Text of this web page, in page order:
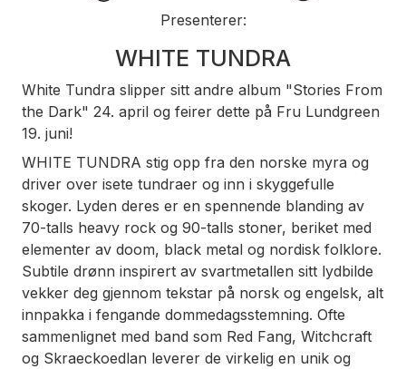
Presenterer:
WHITE TUNDRA
White Tundra slipper sitt andre album "Stories From
the Dark" 24. april og feirer dette på Fru Lundgreen
19. juni!
WHITE TUNDRA stig opp fra den norske myra og
driver over isete tundraer og inn i skyggefulle
skoger. Lyden deres er en spennende blanding av
70-talls heavy rock og 90-talls stoner, beriket med
elementer av doom, black metal og nordisk folklore.
Subtile drønn inspirert av svartmetallen sitt lydbilde
vekker deg gjennom tekstar på norsk og engelsk, alt
innpakka i fengande dommedagsstemning. Ofte
sammenlignet med band som Red Fang, Witchcraft
og Skraeckoedlan leverer de virkelig en unik og